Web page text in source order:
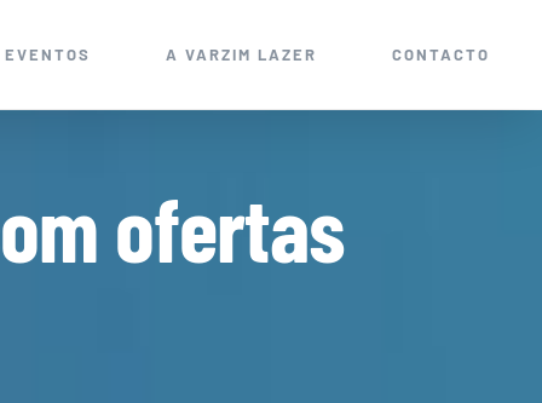
EVENTOS A VARZIM LAZER CONTACTO
ofertas